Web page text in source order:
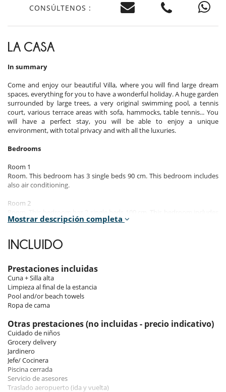
CONSÚLTENOS :
LA CASA
In summary
Come and enjoy our beautiful Villa, where you will find large dream
spaces, everything for you to have a wonderful holiday. A huge garden
surrounded by large trees, a very original swimming pool, a tennis
court, various terrace areas with sofa, hammocks, table tennis... You
will have a perfect stay, you will be able to enjoy a unique
environment, with total privacy and with all the luxuries.
Bedrooms
Room 1
Room. This bedroom has 3 single beds 90 cm. This bedroom includes
also air conditioning.
Room 2
also air conditioning.
Room 3
Room. This bedroom has 1 double bed 150 cm. This bedroom includes
Room 4
Room. This bedroom has 1 double bed 180 cm. This bedroom includes
also air conditioning.
Indoors
It consists of a living room, a fully equipped kitchen with a dishwasher,
4 bedrooms (one with 3 single beds, one with 2 single beds, one with a
double bed and one with a king size bed) as well as 3 bathrooms and
can therefore accommodate up to 9 people. Additional amenities
include Wi-Fi, air conditioning, fireplace, TV, baby cot, toddler bed and
high chair.
Mostrar descripción completa
INCLUIDO
Prestaciones incluidas
Cuna + Silla alta
Limpieza al final de la estancia
Pool and/or beach towels
Ropa de cama
Otras prestaciones (no incluidas - precio indicativo)
Cuidado de niños
Grocery delivery
Jardinero
Jefe/ Cocinera
Piscina cerrada
Servicio de asesores
Traslado aeropuerto (ida y vuelta)